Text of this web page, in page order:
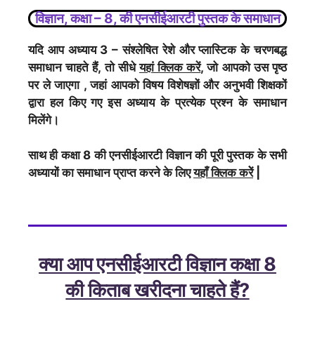
विज्ञान, कक्षा – 8, की एनसीईआरटी पुस्तक के समाधान
यदि आप अध्याय 3 – संश्लेषित रेशे और प्लास्टिक के चरणबद्ध
समाधान चाहते हैं, तो सीधेयहां क्लिक करें, जो आपको उस पृष्ठ
पर ले जाएगा , जहां आपको विषय विशेषज्ञों और अनुभवी शिक्षकों
द्वारा हल किए गए इस अध्याय के प्रत्येक प्रश्न के समाधान
मिलेंगे।
साथ ही कक्षा 8 की एनसीईआरटी विज्ञान की पूरी पुस्तक के सभी
अध्यायों का समाधान प्राप्त करने के लिएयहाँ क्लिक करेें|
क्या आप एनसीईआरटी विज्ञान कक्षा 8
की किताब खरीदना चाहते हैं?